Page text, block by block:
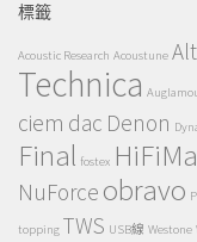
標籤
Acoustic Research Acoustune
Technica
ciem dac Denon
Final fostex
NuForce obravo
topping TWS USB線 Westone